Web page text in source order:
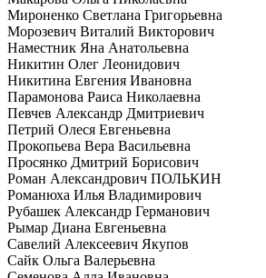
Мироненко Светлана Григорьевна
Морозевич Виталий Викторович
Наместник Яна Анатольевна
Никитин Олег Леонидович
Никитина Евгения Ивановна
Парамонова Раиса Николаевна
Певчев Александр Дмитриевич
Петрий Олеся Евгеньевна
Прокопьева Вера Васильевна
Просянко Дмитрий Борисович
Роман Александрович ПОЛЬКИН
Романюха Илья Владимирович
Рубашек Александр Германович
Рымар Диана Евгеньевна
Савелий Алексеевич Якупов
Сайк Ольга Валерьевна